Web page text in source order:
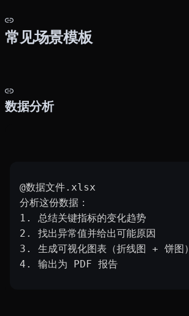
常见场景模板
数据分析
@数据文件.xlsx
分析这份数据：
1. 总结关键指标的变化趋势
2. 找出异常值并给出可能原因
3. 生成可视化图表（折线图 + 饼图）
4. 输出为 PDF 报告